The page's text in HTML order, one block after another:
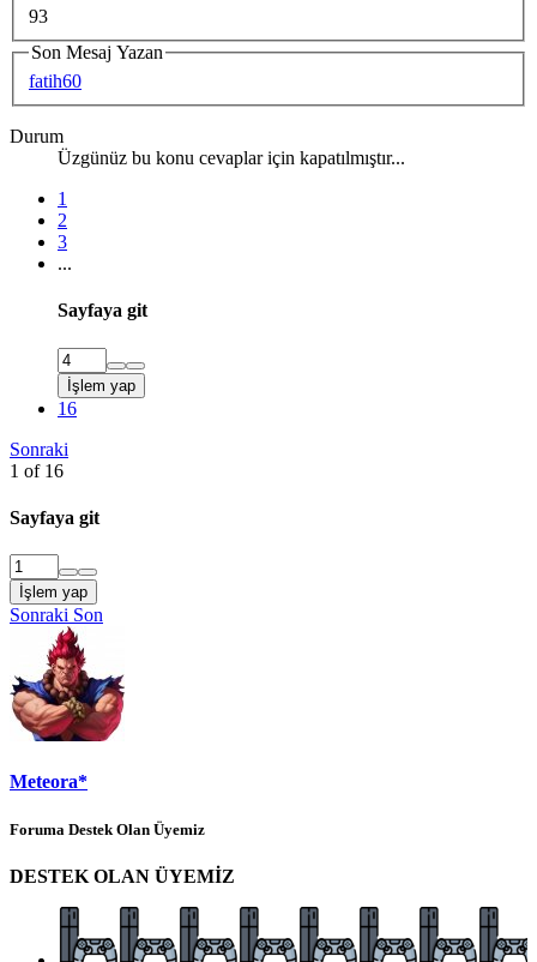
93
Son Mesaj Yazan
fatih60
Durum
Üzgünüz bu konu cevaplar için kapatılmıştır...
1
2
3
...
Sayfaya git
İşlem yap
16
Sonraki
1 of 16
Sayfaya git
İşlem yap
Sonraki Son
Meteora*
Foruma Destek Olan Üyemiz
DESTEK OLAN ÜYEMİZ